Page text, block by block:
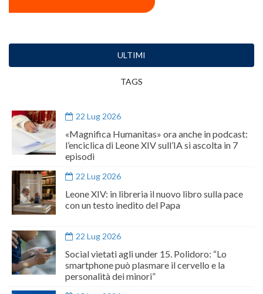
ULTIMI
TAGS
22 Lug 2026
«Magnifica Humanitas» ora anche in podcast:
l’enciclica di Leone XIV sull’IA si ascolta in 7
episodi
22 Lug 2026
Leone XIV: in libreria il nuovo libro sulla pace
con un testo inedito del Papa
22 Lug 2026
Social vietati agli under 15. Polidoro: “Lo
smartphone può plasmare il cervello e la
personalità dei minori”